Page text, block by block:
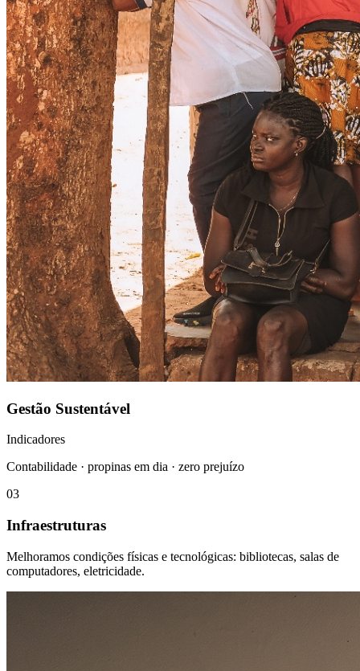
Gestão Sustentável
Indicadores
Contabilidade · propinas em dia · zero prejuízo
03
Infraestruturas
Melhoramos condições físicas e tecnológicas: bibliotecas, salas de
computadores, eletricidade.